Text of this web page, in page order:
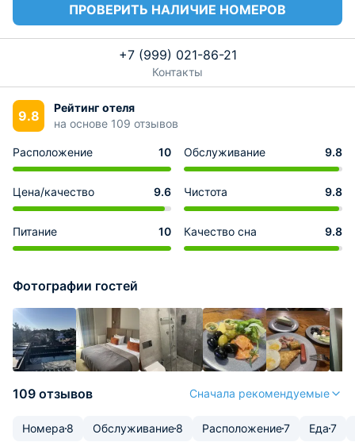
ПРОВЕРИТЬ НАЛИЧИЕ НОМЕРОВ
+7 (999) 021-86-21
Контакты
9.8
Рейтинг отеля
на основе 109 отзывов
Расположение 10 Обслуживание 9.8
Цена/качество 9.6 Чистота 9.8
Питание 10 Качество сна 9.8
Фотографии гостей
109 отзывов Сначала рекомендуемые
Номера 8 Обслуживание8 Расположение7 Еда7